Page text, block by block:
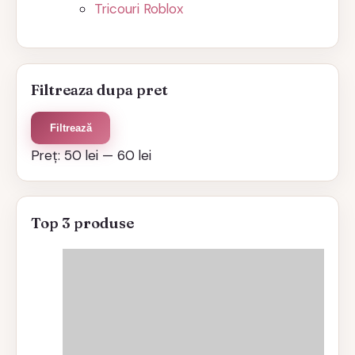
Tricouri Roblox
Filtreaza dupa pret
Preț
minim
Preț
maxim
Filtrează
Preț:50 lei —60 lei
Top 3 produse